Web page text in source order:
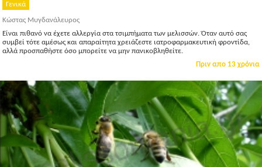
Γενικά
Κώστας Μυγδανάλευρος
Είναι πιθανό να έχετε αλλεργία στα τσιμπήματα των μελισσών. Όταν αυτό σας
συμβεί τότε αμέσως και απαραίτητα χρειάζεστε ιατροφαρμακευτική φροντίδα,
αλλά προσπαθήστε όσο μπορείτε να μην πανικοβληθείτε.
Πριν απο 13 χρόνια